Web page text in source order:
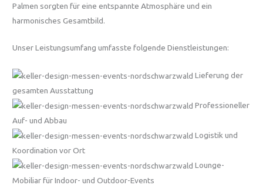
Palmen sorgten für eine entspannte Atmosphäre und ein
harmonisches Gesamtbild.
Unser Leistungsumfang umfasste folgende Dienstleistungen:
Lieferung der
gesamten Ausstattung
Professioneller
Auf- und Abbau
Logistik und
Koordination vor Ort
Lounge-
Mobiliar für Indoor- und Outdoor-Events